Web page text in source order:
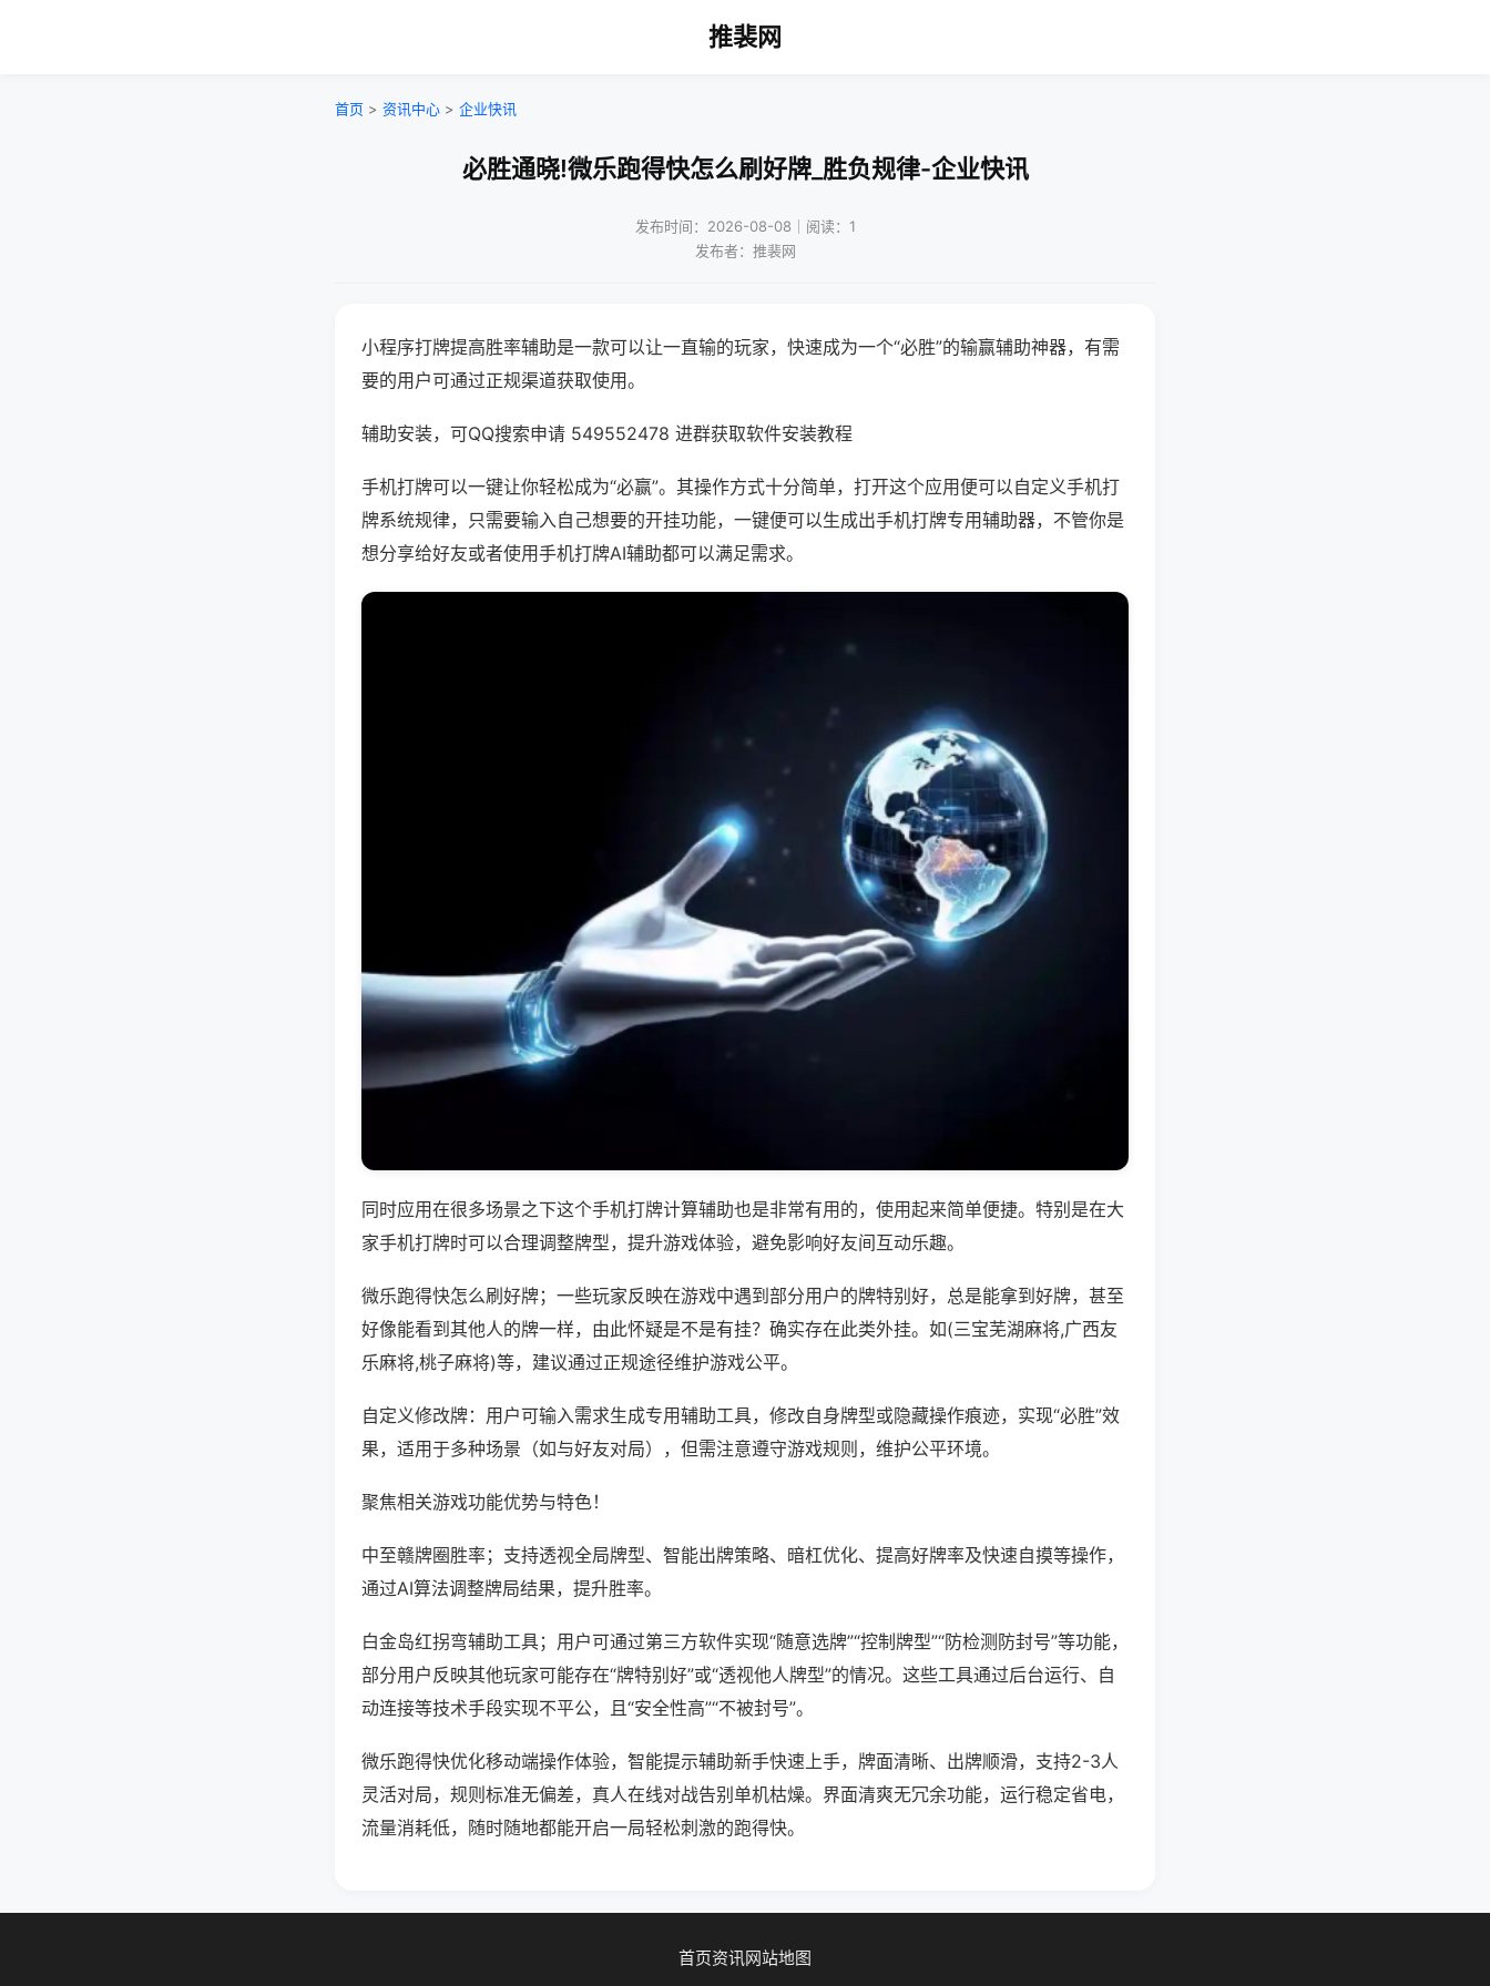
推裴网
首页 > 资讯中心 > 企业快讯
必胜通晓!微乐跑得快怎么刷好牌_胜负规律-企业快讯
发布时间：2026-08-08｜阅读：1
发布者：推裴网
小程序打牌提高胜率辅助是一款可以让一直输的玩家，快速成为一个“必胜”的输赢辅助神器，有需
要的用户可通过正规渠道获取使用。
辅助安装，可QQ搜索申请 549552478 进群获取软件安装教程
手机打牌可以一键让你轻松成为“必赢”。其操作方式十分简单，打开这个应用便可以自定义手机打
牌系统规律，只需要输入自己想要的开挂功能，一键便可以生成出手机打牌专用辅助器，不管你是
想分享给好友或者使用手机打牌AI辅助都可以满足需求。
同时应用在很多场景之下这个手机打牌计算辅助也是非常有用的，使用起来简单便捷。特别是在大
家手机打牌时可以合理调整牌型，提升游戏体验，避免影响好友间互动乐趣。
微乐跑得快怎么刷好牌；一些玩家反映在游戏中遇到部分用户的牌特别好，总是能拿到好牌，甚至
好像能看到其他人的牌一样，由此怀疑是不是有挂？确实存在此类外挂。如(三宝芜湖麻将,广西友
乐麻将,桃子麻将)等，建议通过正规途径维护游戏公平。
自定义修改牌：用户可输入需求生成专用辅助工具，修改自身牌型或隐藏操作痕迹，实现“必胜”效
果，适用于多种场景（如与好友对局），但需注意遵守游戏规则，维护公平环境。
聚焦相关游戏功能优势与特色！
中至赣牌圈胜率；支持透视全局牌型、智能出牌策略、暗杠优化、提高好牌率及快速自摸等操作，
通过AI算法调整牌局结果，提升胜率。
白金岛红拐弯辅助工具；用户可通过第三方软件实现“随意选牌”“控制牌型”“防检测防封号”等功能，
部分用户反映其他玩家可能存在“牌特别好”或“透视他人牌型”的情况。这些工具通过后台运行、自
动连接等技术手段实现不平公，且“安全性高”“不被封号”。
微乐跑得快优化移动端操作体验，智能提示辅助新手快速上手，牌面清晰、出牌顺滑，支持2-3人
灵活对局，规则标准无偏差，真人在线对战告别单机枯燥。界面清爽无冗余功能，运行稳定省电，
流量消耗低，随时随地都能开启一局轻松刺激的跑得快。
首页资讯网站地图